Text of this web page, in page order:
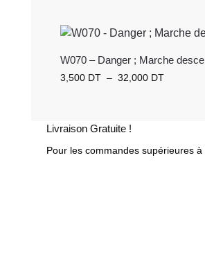
W070 – Danger ; Marche
3,500 DT – 32,000 DT
Livraison Gratuite !
Pour les commandes supérieures à